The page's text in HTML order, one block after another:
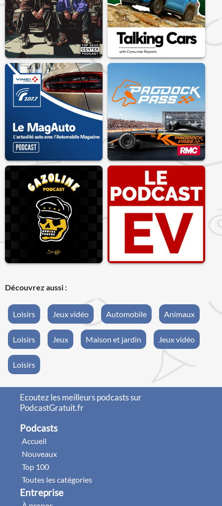
Découvrez aussi :
Loisirs Jeux vidéo Automobile Animaux
Loisirs Jeux Maison et jardin Jeux vidéo
Loisirs
Ecoutez les meilleurs podcasts sur
PodcastGratuit.fr
Podcasts
Accueil
Nouveaux
Top 100
Toutes les catégories
Entreprise